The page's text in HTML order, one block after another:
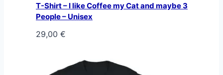
T-Shirt – I like Coffee my Cat and maybe 3
People – Unisex
29,00 €